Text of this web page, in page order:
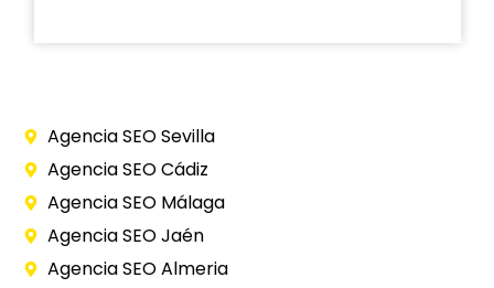
Agencia SEO Sevilla
Agencia SEO Cádiz
Agencia SEO Málaga
Agencia SEO Jaén
Agencia SEO Almeria